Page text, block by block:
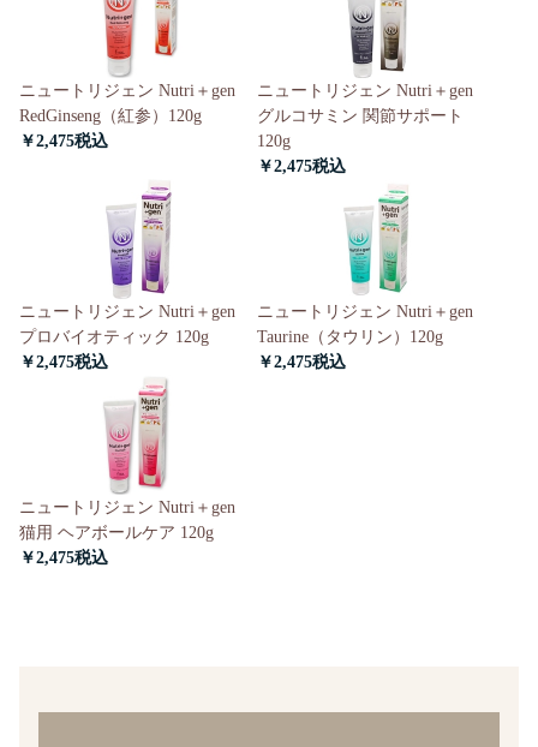
ニュートリジェン Nutri＋gen
RedGinseng（紅参）120g
￥2,475
ニュートリジェン Nutri＋gen
グルコサミン 関節サポート
120g
￥2,475
ニュートリジェン Nutri＋gen
プロバイオティック 120g
￥2,475
ニュートリジェン Nutri＋gen
Taurine（タウリン）120g
￥2,475
ニュートリジェン Nutri＋gen
猫用 ヘアボールケア 120g
￥2,475